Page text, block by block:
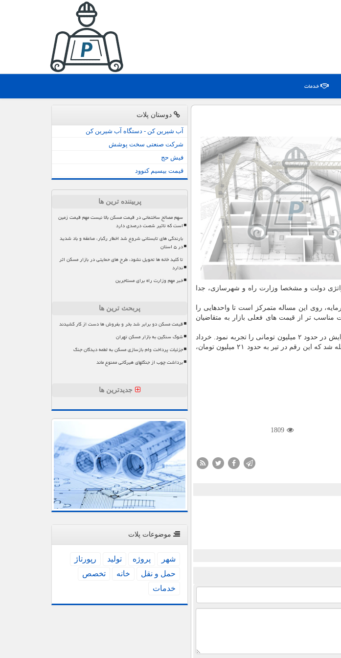
خدمات
دولت و مشخصا وزارت راه و شهرسازی، جدا
روی این مساله متمرکز است تا واحدهایی را
تر از قیمت های فعلی بازار به متقاضیان
میانگین قیمت هر مترمربع واحد آپارتمانی مسکونی پایتخت در تیر امسال نسبت به خرداد افزایش در حدود ۲ میلیون تومانی را تجربه نمود. خرداد
امسال هرمترمربع واحد مسکونی آپارتمانی در پایتخت با قیمت بیش از ۱۹ میلیون تومان معامله شد که این رقم در تیر به حدود ۲۱ میلیون تومان،
1809
دوستان پلات
آب شیرین کن - دستگاه آب شیرین کن
شرکت صنعتی سخت پوشش
فیش حج
قیمت بیسیم کنوود
پربیننده ترین ها
سهم مصالح ساختمانی در قیمت مسکن بالا نیست مهم قیمت زمین
است که تاثیر شصت درصدی دارد
بارندگی های تابستانی شروع شد اخطار رگبار، صاعقه و باد شدید
در ۵ استان
تا کلید خانه ها تحویل نشود، طرح های حمایتی در بازار مسکن اثر
ندارد
خبر مهم وزارت راه برای مستاجرین
پربحث ترین ها
قیمت مسکن دو برابر شد بخر و بفروش ها دست از کار کشیدند
شوک سنگین به بازار مسکن تهران
جزئیات پرداخت وام بازسازی مسکن به لطمه دیدگان جنگ
برداشت چوب از جنگلهای هیرکانی ممنوع ماند
جدیدترین ها
موضوعات پلات
شهر پروژه تولید
رپورتاژ
حمل و نقل
خانه
تخصص
خدمات